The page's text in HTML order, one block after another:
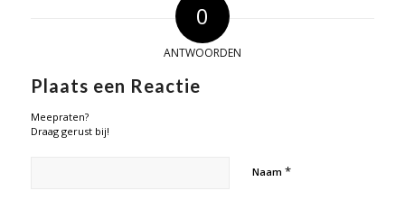
0
ANTWOORDEN
Plaats een Reactie
Meepraten?
Draag gerust bij!
Naam *